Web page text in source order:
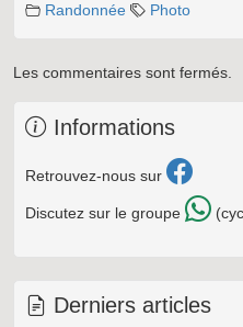
Randonnée Photo
Les commentaires sont fermés.
Informations
Retrouvez-nous sur
Discutez sur le groupe
Derniers articles